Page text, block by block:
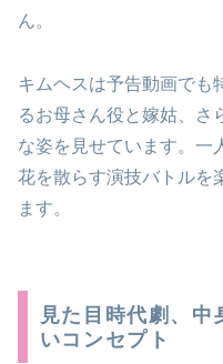
ん。
キムヘスは予告動画でも
るお母さん役と嫁姑、さ
な姿を見せています。一
花を散らす演技バトルを
ます。
見た目時代劇、中
いコンセプト